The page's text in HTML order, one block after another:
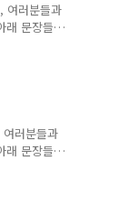
러분들과
래 문장들은
야해요. :'(
học
러분들과
래 문장들은
가 많이
lắm ah -